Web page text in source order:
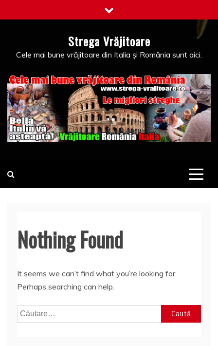
to
Strega Vrăjitoare
Cele mai bune vrăjitoare din Italia și România sunt aici.
Nothing Found
It seems we can’t find what you’re looking for.
Perhaps searching can help.
Caută
după: